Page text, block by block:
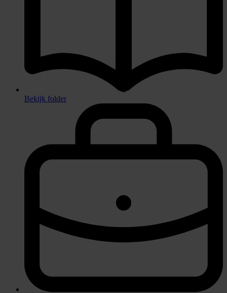
Bekijk folder